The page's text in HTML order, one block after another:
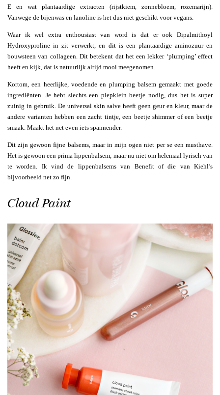
E en wat plantaardige extracten (rijstkiem, zonnebloem, rozemarijn).
Vanwege de bijenwas en lanoline is het dus niet geschikt voor vegans.
Waar ik wel extra enthousiast van word is dat er ook Dipalmithoyl
Hydroxyproline in zit verwerkt, en dit is een plantaardige aminozuur en
bouwsteen van collageen. Dit betekent dat het een lekker ‘plumping’ effect
heeft en kijk, dat is natuurlijk altijd mooi meegenomen.
Kortom, een heerlijke, voedende en plumping balsem gemaakt met goede
ingrediënten. Je hebt slechts een piepklein beetje nodig, dus het is super
zuinig in gebruik. De universal skin salve heeft geen geur en kleur, maar de
andere varianten hebben een zacht tintje, een beetje shimmer of een beetje
smaak. Maakt het net even iets spannender.
Dit zijn gewoon fijne balsems, maar in mijn ogen niet per se een musthave.
Het is gewoon een prima lippenbalsem, maar nu niet om helemaal lyrisch van
te worden. Ik vind de lippenbalsems van Benefit of die van Kiehl’s
bijvoorbeeld net zo fijn.
Cloud Paint